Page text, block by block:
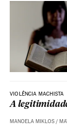
VIOLÊNCIA MACHISTA
A
MANOELA MIKLOS /